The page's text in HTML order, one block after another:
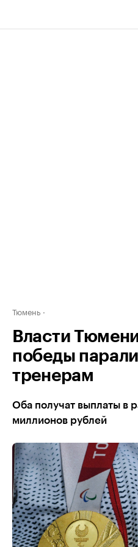
Тюмень
Власти
победы
тренерам
Оба получат выплаты в
миллионов рублей